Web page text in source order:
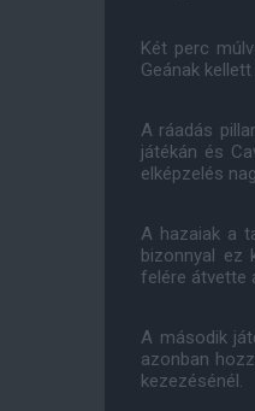
Két perc
Geának
A ráadás
játékán és
elképzelés
A hazaiak a
bizonnyal ez
felére átvette
A második
azonban
kezezésénél.